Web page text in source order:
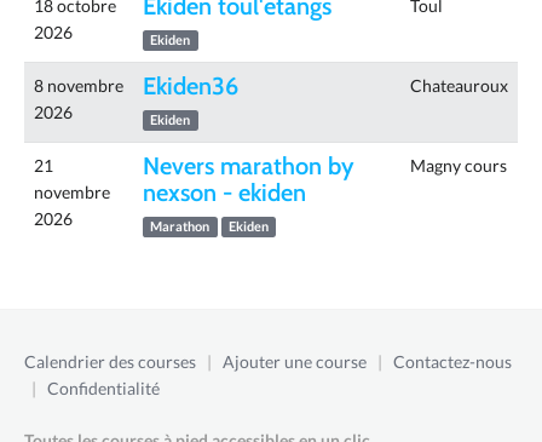
18 octobre
2026
Ekiden toul'etangs
Ekiden
Toul
8 novembre
2026
Ekiden36
Ekiden
Chateauroux
21
novembre
2026
Nevers marathon by
nexson - ekiden
Marathon Ekiden
Magny cours
Calendrier des courses | Ajouter une course | Contactez-nous
| Confidentialité